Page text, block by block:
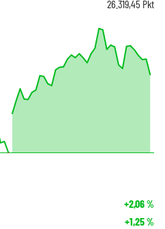
26.319,45 Pkt
+2,06%
+1,25%